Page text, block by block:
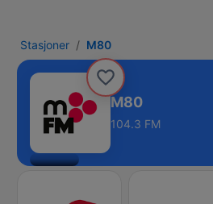
Stasjoner M80
M80
104.3 FM